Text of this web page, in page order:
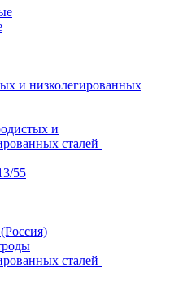
и низколегированных
и
сталей
55
сталей